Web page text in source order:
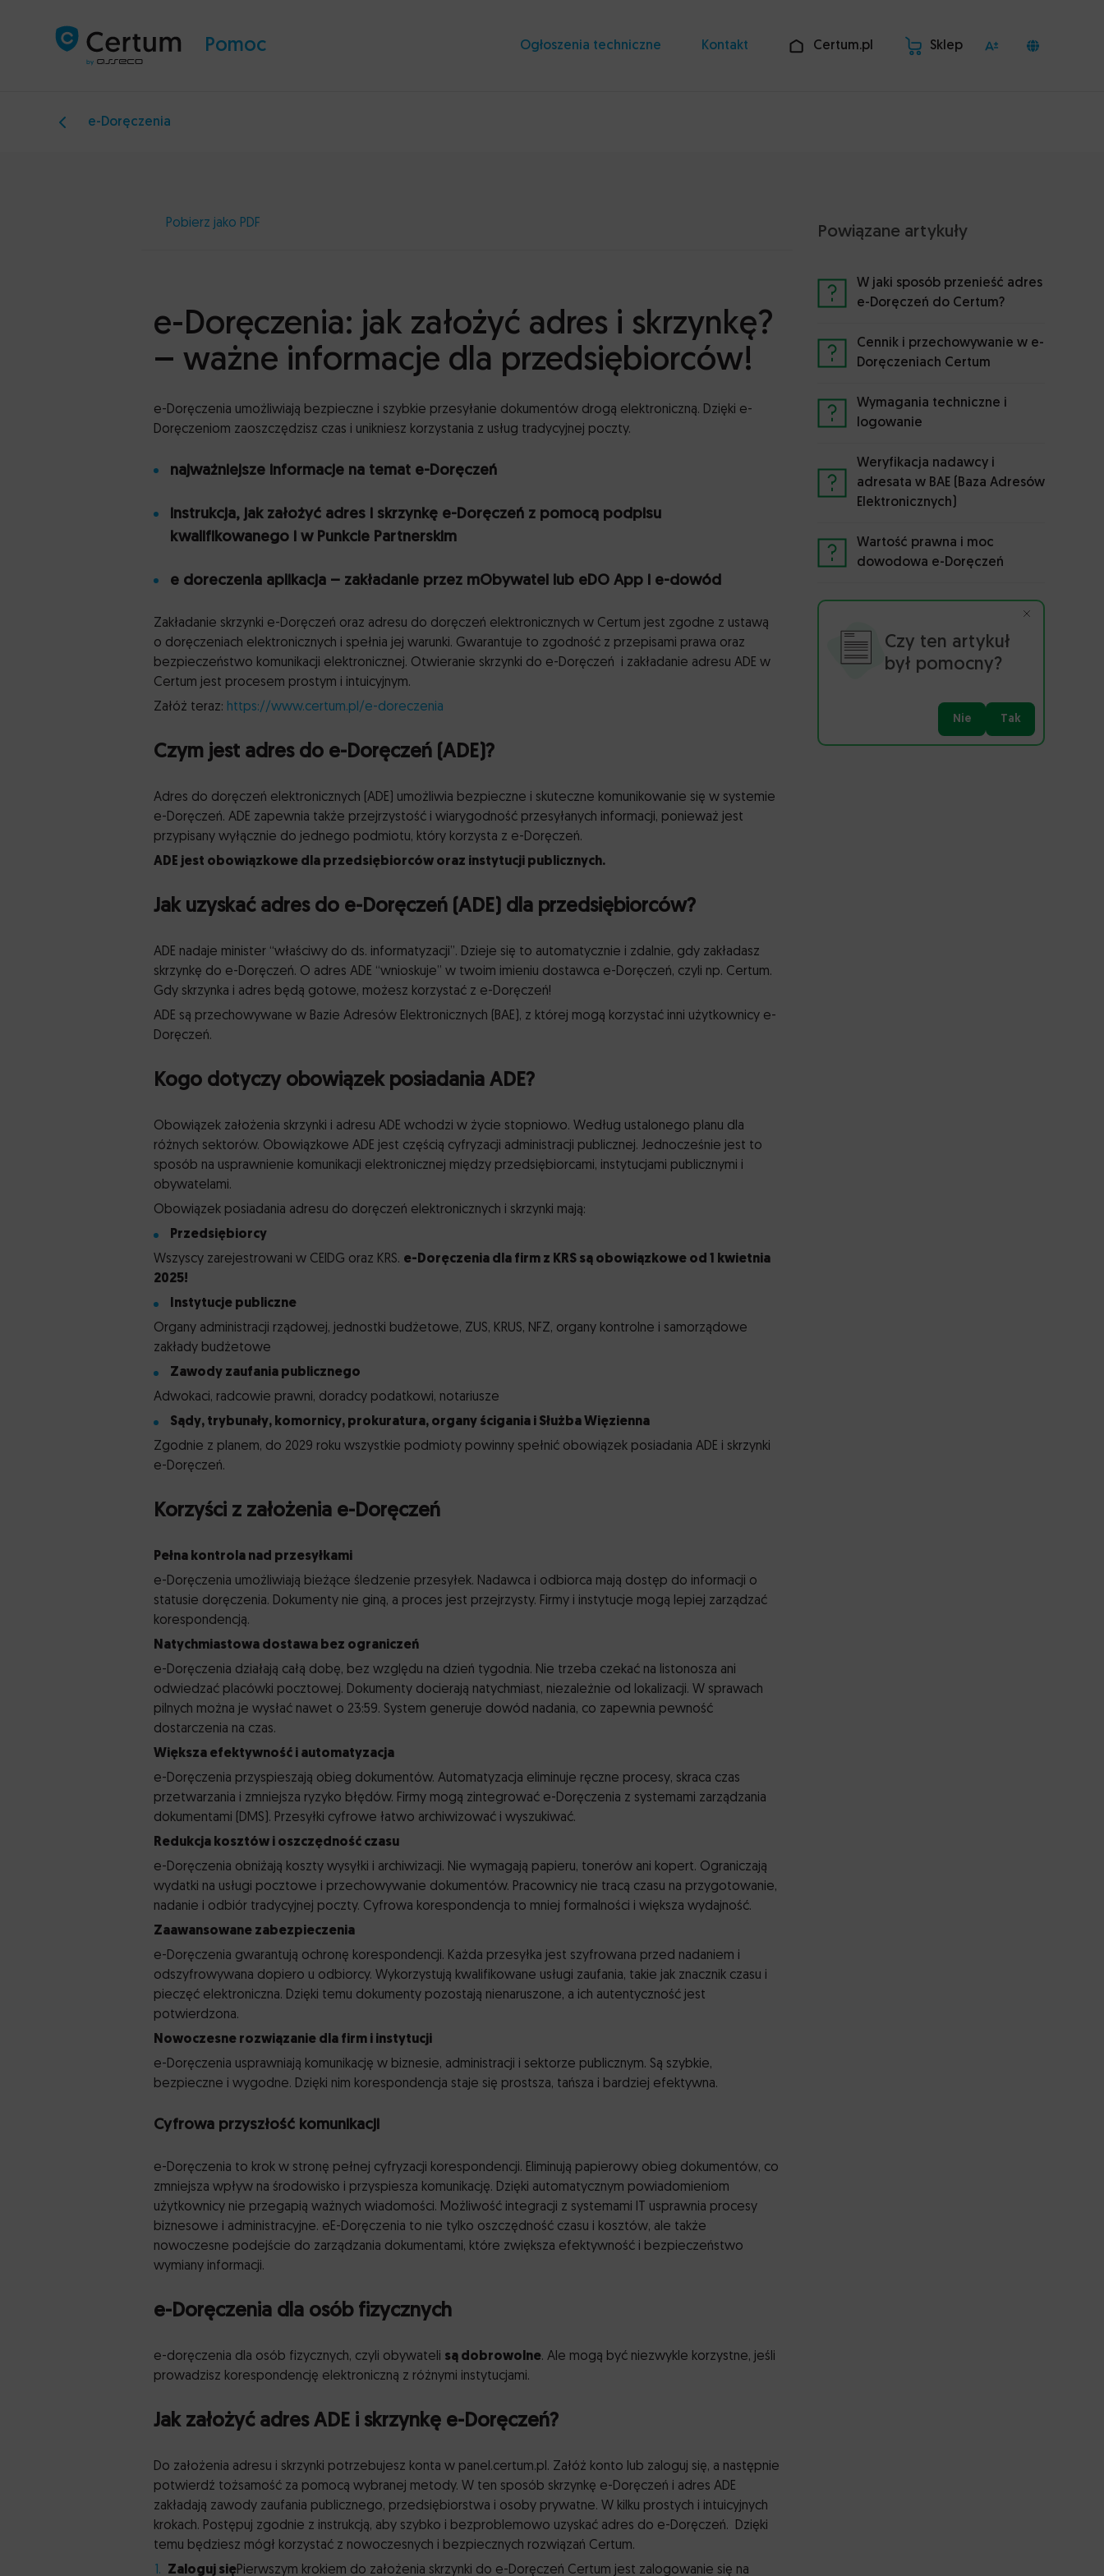
Pomoc Ogłoszenia techniczne Kontakt Certum.pl Sklep
e-Doręczenia
Pobierz jako PDF
e-Doręczenia: jak założyć adres i skrzynkę?
– ważne informacje dla przedsiębiorców!
e-Doręczenia umożliwiają bezpieczne i szybkie przesyłanie dokumentów drogą elektroniczną. Dzięki e-
Doręczeniom zaoszczędzisz czas i unikniesz korzystania z usług tradycyjnej poczty.
najważniejsze informacje na temat e-Doręczeń
instrukcja, jak założyć adres i skrzynkę e-Doręczeń z pomocą podpisu
kwalifikowanego i w Punkcie Partnerskim
e doreczenia aplikacja – zakładanie przez mObywatel lub eDO App i e-dowód
Zakładanie skrzynki e-Doręczeń oraz adresu do doręczeń elektronicznych w Certum jest zgodne z ustawą
o doręczeniach elektronicznych i spełnia jej warunki. Gwarantuje to zgodność z przepisami prawa oraz
bezpieczeństwo komunikacji elektronicznej. Otwieranie skrzynki do e-Doręczeń i zakładanie adresu ADE w
Certum jest procesem prostym i intuicyjnym.
Załóż teraz: https://www.certum.pl/e-doreczenia
Czym jest adres do e-Doręczeń (ADE)?
Adres do doręczeń elektronicznych (ADE) umożliwia bezpieczne i skuteczne komunikowanie się w systemie
e-Doręczeń. ADE zapewnia także przejrzystość i wiarygodność przesyłanych informacji, ponieważ jest
przypisany wyłącznie do jednego podmiotu, który korzysta z e-Doręczeń.
ADE jest obowiązkowe dla przedsiębiorców oraz instytucji publicznych.
Jak uzyskać adres do e-Doręczeń (ADE) dla przedsiębiorców?
ADE nadaje minister “właściwy do ds. informatyzacji”. Dzieje się to automatycznie i zdalnie, gdy zakładasz
skrzynkę do e-Doręczeń. O adres ADE “wnioskuje” w twoim imieniu dostawca e-Doręczeń, czyli np. Certum.
Gdy skrzynka i adres będą gotowe, możesz korzystać z e-Doręczeń!
ADE są przechowywane w Bazie Adresów Elektronicznych (BAE), z której mogą korzystać inni użytkownicy e-
Doręczeń.
Kogo dotyczy obowiązek posiadania ADE?
Obowiązek założenia skrzynki i adresu ADE wchodzi w życie stopniowo. Według ustalonego planu dla
różnych sektorów. Obowiązkowe ADE jest częścią cyfryzacji administracji publicznej. Jednocześnie jest to
sposób na usprawnienie komunikacji elektronicznej między przedsiębiorcami, instytucjami publicznymi i
obywatelami.
Obowiązek posiadania adresu do doręczeń elektronicznych i skrzynki mają:
Przedsiębiorcy
Wszyscy zarejestrowani w CEIDG oraz KRS. e-Doręczenia dla firm z KRS są obowiązkowe od 1 kwietnia
2025!
Instytucje publiczne
Organy administracji rządowej, jednostki budżetowe, ZUS, KRUS, NFZ, organy kontrolne i samorządowe
zakłady budżetowe
Zawody zaufania publicznego
Adwokaci, radcowie prawni, doradcy podatkowi, notariusze
Sądy, trybunały, komornicy, prokuratura, organy ścigania i Służba Więzienna
Zgodnie z planem, do 2029 roku wszystkie podmioty powinny spełnić obowiązek posiadania ADE i skrzynki
e-Doręczeń.
Korzyści z założenia e-Doręczeń
Pełna kontrola nad przesyłkami
e-Doręczenia umożliwiają bieżące śledzenie przesyłek. Nadawca i odbiorca mają dostęp do informacji o
statusie doręczenia. Dokumenty nie giną, a proces jest przejrzysty. Firmy i instytucje mogą lepiej zarządzać
korespondencją.
Natychmiastowa dostawa bez ograniczeń
e-Doręczenia działają całą dobę, bez względu na dzień tygodnia. Nie trzeba czekać na listonosza ani
odwiedzać placówki pocztowej. Dokumenty docierają natychmiast, niezależnie od lokalizacji. W sprawach
pilnych można je wysłać nawet o 23:59. System generuje dowód nadania, co zapewnia pewność
dostarczenia na czas.
Większa efektywność i automatyzacja
e-Doręczenia przyspieszają obieg dokumentów. Automatyzacja eliminuje ręczne procesy, skraca czas
przetwarzania i zmniejsza ryzyko błędów. Firmy mogą zintegrować e-Doręczenia z systemami zarządzania
dokumentami (DMS). Przesyłki cyfrowe łatwo archiwizować i wyszukiwać.
Redukcja kosztów i oszczędność czasu
e-Doręczenia obniżają koszty wysyłki i archiwizacji. Nie wymagają papieru, tonerów ani kopert. Ograniczają
wydatki na usługi pocztowe i przechowywanie dokumentów. Pracownicy nie tracą czasu na przygotowanie,
nadanie i odbiór tradycyjnej poczty. Cyfrowa korespondencja to mniej formalności i większa wydajność.
Zaawansowane zabezpieczenia
e-Doręczenia gwarantują ochronę korespondencji. Każda przesyłka jest szyfrowana przed nadaniem i
odszyfrowywana dopiero u odbiorcy. Wykorzystują kwalifikowane usługi zaufania, takie jak znacznik czasu i
pieczęć elektroniczna. Dzięki temu dokumenty pozostają nienaruszone, a ich autentyczność jest
potwierdzona.
Nowoczesne rozwiązanie dla firm i instytucji
e-Doręczenia usprawniają komunikację w biznesie, administracji i sektorze publicznym. Są szybkie,
bezpieczne i wygodne. Dzięki nim korespondencja staje się prostsza, tańsza i bardziej efektywna.
Cyfrowa przyszłość komunikacji
e-Doręczenia to krok w stronę pełnej cyfryzacji korespondencji. Eliminują papierowy obieg dokumentów, co
zmniejsza wpływ na środowisko i przyspiesza komunikację. Dzięki automatycznym powiadomieniom
użytkownicy nie przegapią ważnych wiadomości. Możliwość integracji z systemami IT usprawnia procesy
biznesowe i administracyjne. eE-Doręczenia to nie tylko oszczędność czasu i kosztów, ale także
nowoczesne podejście do zarządzania dokumentami, które zwiększa efektywność i bezpieczeństwo
wymiany informacji.
e-Doręczenia dla osób fizycznych
e-doręczenia dla osób fizycznych, czyli obywateli są dobrowolne. Ale mogą być niezwykle korzystne, jeśli
prowadzisz korespondencję elektroniczną z różnymi instytucjami.
Jak założyć adres ADE i skrzynkę e-Doręczeń?
Do założenia adresu i skrzynki potrzebujesz konta w panel.certum.pl. Załóż konto lub zaloguj się, a następnie
potwierdź tożsamość za pomocą wybranej metody. W ten sposób skrzynkę e-Doręczeń i adres ADE
zakładają zawody zaufania publicznego, przedsiębiorstwa i osoby prywatne. W kilku prostych i intuicyjnych
krokach. Postępuj zgodnie z instrukcją, aby szybko i bezproblemowo uzyskać adres do e-Doręczeń. Dzięki
temu będziesz mógł korzystać z nowoczesnych i bezpiecznych rozwiązań Certum.
Zaloguj sięPierwszym krokiem do założenia skrzynki do e-Doręczeń Certum jest zalogowanie się na
Powiązane artykuły
W jaki sposób przenieść adres
e-Doręczeń do Certum?
Cennik i przechowywanie w e-
Doręczeniach Certum
Wymagania techniczne i
logowanie
Weryfikacja nadawcy i
adresata w BAE (Baza Adresów
Elektronicznych)
Wartość prawna i moc
dowodowa e-Doręczeń
Czy ten artykuł
był pomocny?
Nie Tak